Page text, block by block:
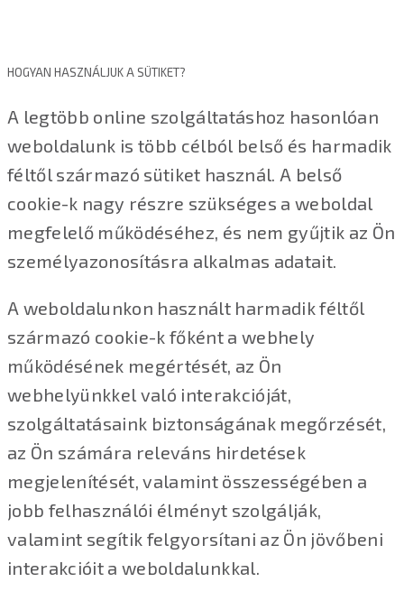
HOGYAN HASZNÁLJUK A SÜTIKET?
A legtöbb online szolgáltatáshoz hasonlóan
weboldalunk is több célból belső és harmadik
féltől származó sütiket használ. A belső
cookie-k nagy részre szükséges a weboldal
megfelelő működéséhez, és nem gyűjtik az Ön
személyazonosításra alkalmas adatait.
A weboldalunkon használt harmadik féltől
származó cookie-k főként a webhely
működésének megértését, az Ön
webhelyünkkel való interakcióját,
szolgáltatásaink biztonságának megőrzését,
az Ön számára releváns hirdetések
megjelenítését, valamint összességében a
jobb felhasználói élményt szolgálják,
valamint segítik felgyorsítani az Ön jövőbeni
interakcióit a weboldalunkkal.